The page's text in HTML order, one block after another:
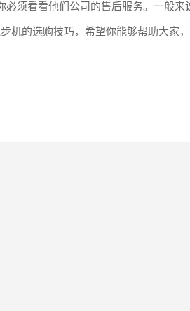
须看看他们公司的售后服务。一般来
机的选购技巧，希望你能够帮助大家